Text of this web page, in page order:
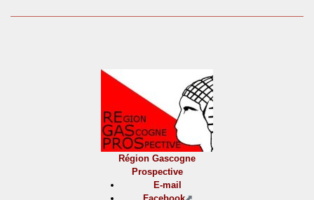
Région Gascogne
Prospective
E-mail